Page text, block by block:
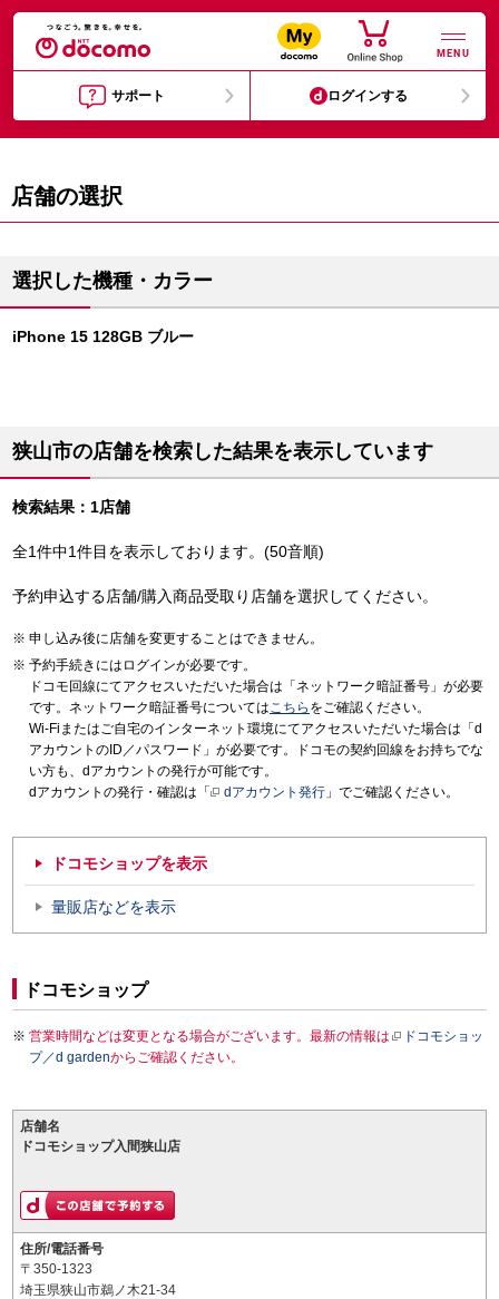
MENU
サポート ログインする
店舗の選択
選択した機種・カラー
iPhone 15 128GB ブルー
狭山市の店舗を検索した結果を表示しています
検索結果：1店舗
全1件中1件目を表示しております。(50音順)
予約申込する店舗/購入商品受取り店舗を選択してください。
申し込み後に店舗を変更することはできません。
予約手続きにはログインが必要です。
ドコモ回線にてアクセスいただいた場合は「ネットワーク暗証番号」が必要
です。ネットワーク暗証番号についてはこちら をご確認ください。
Wi-Fiまたはご自宅のインターネット環境にてアクセスいただいた場合は「d
アカウントのID／パスワード」が必要です。ドコモの契約回線をお持ちでな
い方も、dアカウントの発行が可能です。
dアカウントの発行・確認は「
dアカウント発行 」でご確認ください。
ドコモショップを表示
量販店などを表示
ドコモショップ
営業時間などは変更となる場合がございます。最新の情報は
ドコモショッ
プ／d gardenからご確認ください。
店舗名
ドコモショップ入間狭山店
住所/電話番号
〒350-1323
埼玉県狭山市鵜ノ木21-34